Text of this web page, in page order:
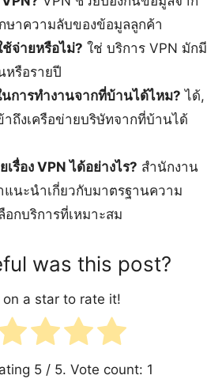
ษาความลับของข้อมูลลูกค้า
จ่ายหรือไม่? ใช่ บริการ VPN มักมี
หรือรายปี
นการทำงานจากที่บ้านได้ไหม? ได้,
ถึงเครือข่ายบริษัทจากที่บ้านได้
รื่อง VPN ได้อย่างไร? สำนักงาน
นะนำเกี่ยวกับมาตรฐานความ
อกบริการที่เหมาะสม
was this post?
on a star to rate it!
5/ 5. Vote count: 1